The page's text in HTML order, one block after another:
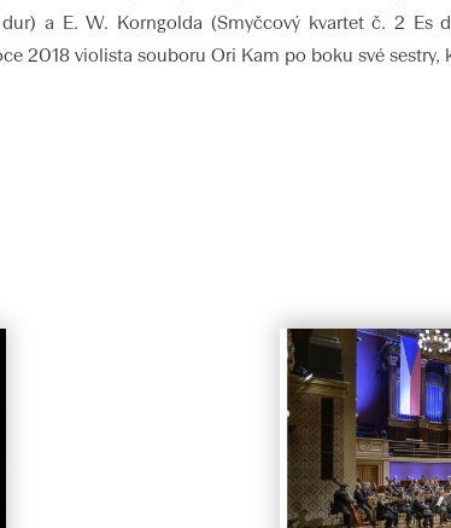
a E. W. Korngolda (Smyčcový kvartet č. 2 Es
2018 violista souboru Ori Kam po boku své